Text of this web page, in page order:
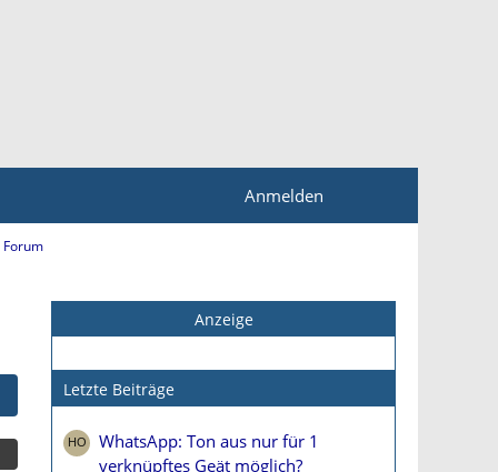
Anmelden
Forum
Anzeige
Letzte Beiträge
WhatsApp: Ton aus nur für 1
verknüpftes Geät möglich?